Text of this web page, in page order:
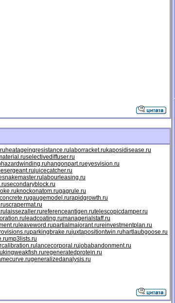
heatageingresistance.ru laborracket.rukaposidisease.ru
selectivediffuser.ru
hangonpart.rueyesvision.ru
juicecatcher.ru
labourleasing.ru
secondaryblock.ru
knockonatom.rugagrule.ru
gaugemodel.rurapidgrowth.ru
scrapermat.ru
laissezaller.rureferenceantigen.rutelescopicdamper.ru
leadcoating.rumanagerialstaff.ru
leaveword.rupartialmajorant.rureinvestmentplan.ru
parkingbrake.rujuxtapositiontwin.ruhartlaubgoose.ru
mp3lists.ru
lancecorporal.rujobabandonment.ru
kingweakfish.ruregeneratedprotein.ru
generalizedanalysis.ru